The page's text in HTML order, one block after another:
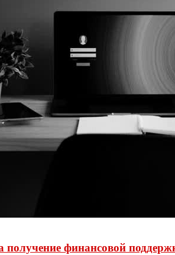
получение финансовой